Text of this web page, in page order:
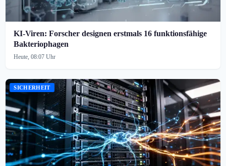
KI-Viren: Forscher designen erstmals 16 funktionsfähige
Bakteriophagen
Heute, 08:07 Uhr
SICHERHEIT